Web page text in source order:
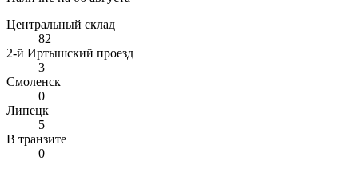
Центральный склад
82
2-й Иртышский проезд
3
Смоленск
0
Липецк
5
В транзите
0